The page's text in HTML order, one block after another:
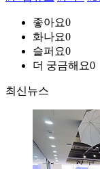
좋아요0
화나요0
슬퍼요0
더 궁금해요0
최신뉴스